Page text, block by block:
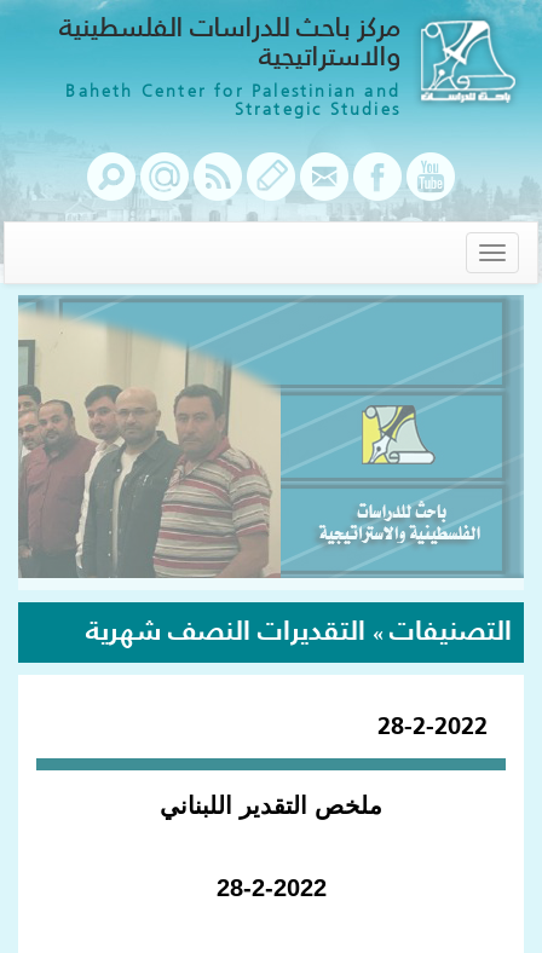
مركز باحث للدراسات الفلسطينية
والاستراتيجية
Baheth Center for Palestinian and
Strategic Studies
Toggle
navigation
التصنيفات » التقديرات النصف شهرية
28-2-2022
ملخص التقدير اللبناني
28-2-2022